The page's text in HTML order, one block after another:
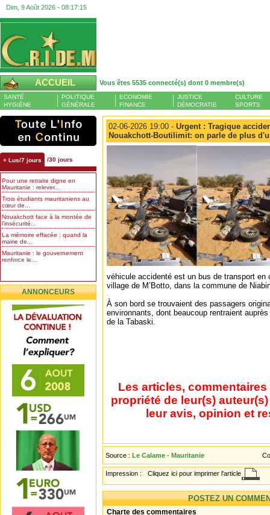
Dim, 9 Août 2026 - 08:17:16
ACCUEIL Vous êtes 5535 connecté(s) dont 0 membre(s)
SANTÉ
HYGIÈNE
POLITIQUE
GÉNÉRALE
ECONOMIE
FINANCE
JUSTICE
DÉMOCRATIE
CULTURE
SPORTS
+ Lus/7 jours /30 jours
Pour une retraite digne en
Mauritanie : relever...
Trois étudiants mauritaniens au
cœur de...
Nouakchott face à la montée de
l’insécurité...
La mémoire effacée : quand la
mairie de...
Mauritanie : le gouvernement
renforce le...
ANNONCEURS
02-06-2026 19:00 - Urgent : Tragique
Nouakchott-Boutilimit: on parle de plus
véhicule accidenté est un bus de transport
village de M’Botto, dans la commune de
À son bord se trouvaient des passagers
environnants, dont beaucoup rentraient
de la Tabaski.
Les articles,
propriété de leur(s)
leur avis, opinion et
Source : Le Calame - Mauritanie
Impression : Cliquez ici pour imprimer l'article
POSTEZ UN
Charte des commentaires